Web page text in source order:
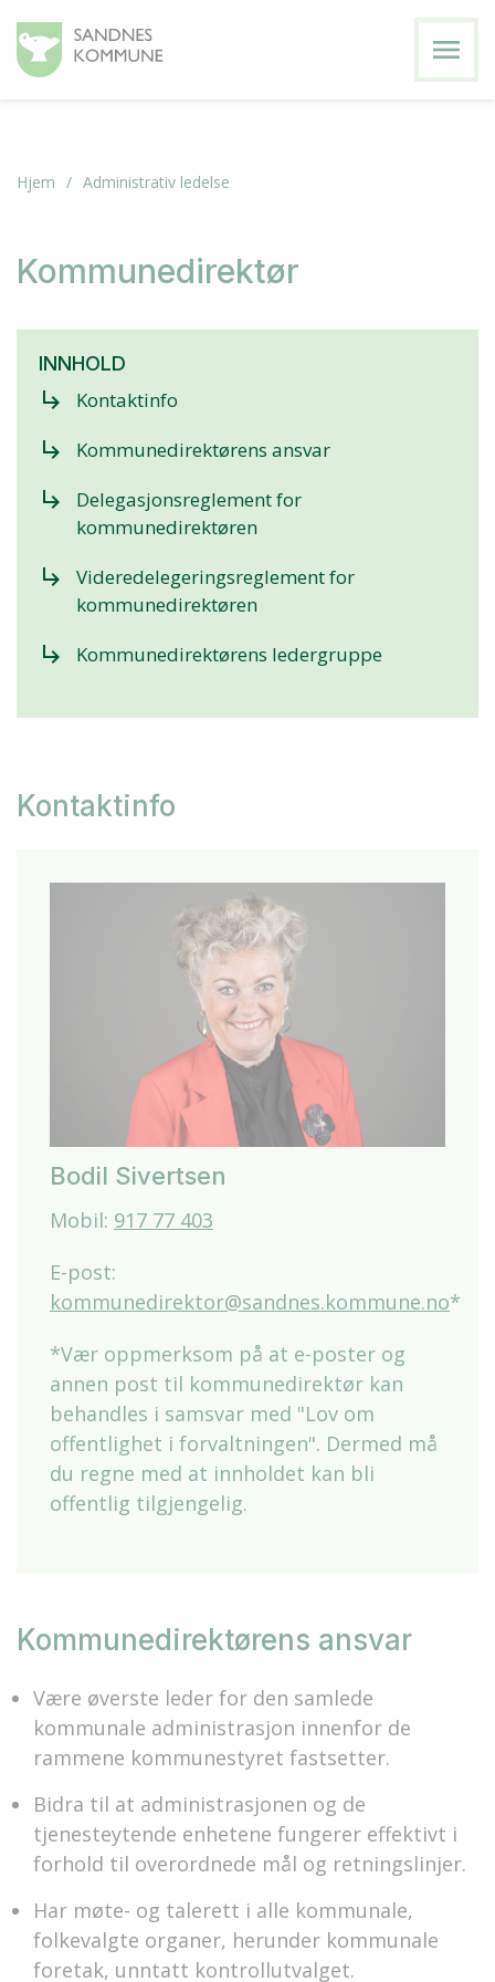
menu
Hjem Administrativ ledelse
Kommunedirektør
INNHOLD
subdirectory_arrow_right Kontaktinfo
subdirectory_arrow_right Kommunedirektørens ansvar
subdirectory_arrow_right
Delegasjonsreglement for
kommunedirektøren
subdirectory_arrow_right
Videredelegeringsreglement for
kommunedirektøren
subdirectory_arrow_right Kommunedirektørens ledergruppe
Kontaktinfo
Bodil Sivertsen
Mobil: 917 77 403
E-post:
kommunedirektor@sandnes.kommune.no*
*Vær oppmerksom på at e-poster og
annen post til kommunedirektør kan
behandles i samsvar med "Lov om
offentlighet i forvaltningen". Dermed må
du regne med at innholdet kan bli
offentlig tilgjengelig.
Kommunedirektørens ansvar
Være øverste leder for den samlede
kommunale administrasjon innenfor de
rammene kommunestyret fastsetter.
Bidra til at administrasjonen og de
tjenesteytende enhetene fungerer effektivt i
forhold til overordnede mål og retningslinjer.
Har møte- og talerett i alle kommunale,
folkevalgte organer, herunder kommunale
foretak, unntatt kontrollutvalget.